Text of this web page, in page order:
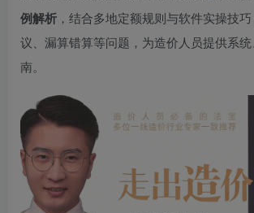
例解析 ，结合多地定额规则与软件实操技
议、漏算错算等问题，为造价人员提供系
南。